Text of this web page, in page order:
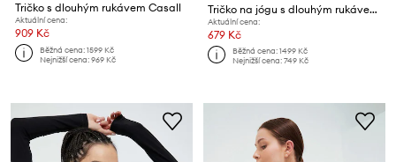
Tričko s dlouhým rukávem Casall
Aktuální cena:
909 Kč
Běžná cena:1599 Kč
Nejnižší cena:969 Kč
Tričko na jógu s dlouhým rukávem Casall
Aktuální cena:
679 Kč
Běžná cena:1499 Kč
Nejnižší cena:749 Kč